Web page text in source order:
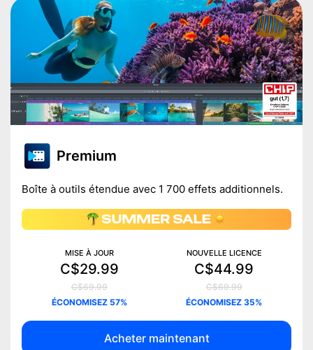
Premium
Boîte à outils étendue avec 1 700 effets additionnels.
MISE À JOUR
C$29.99
C$69.99
ÉCONOMISEZ 57%
NOUVELLE LICENCE
C$44.99
C$69.99
ÉCONOMISEZ 35%
Acheter maintenant